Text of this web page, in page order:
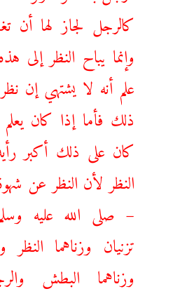
كالرجل لجاز لها أن
وإنما يباح النظر إلى
علم أنه لا يشتهي إن
ذلك فأما إذا كان
كان على ذلك أكبر
النظر لأن النظر عن
– صلى الله عليه
تزنيان وزناهما النظر
وزناهما البطش